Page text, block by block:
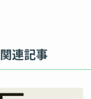
関連記事